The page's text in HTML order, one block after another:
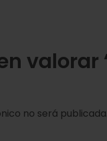
no será publicada.